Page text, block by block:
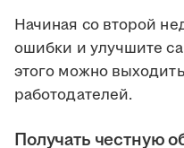
Начиная со второй
ошибки и улучшите
этого можно
работодателей.
Получать честную